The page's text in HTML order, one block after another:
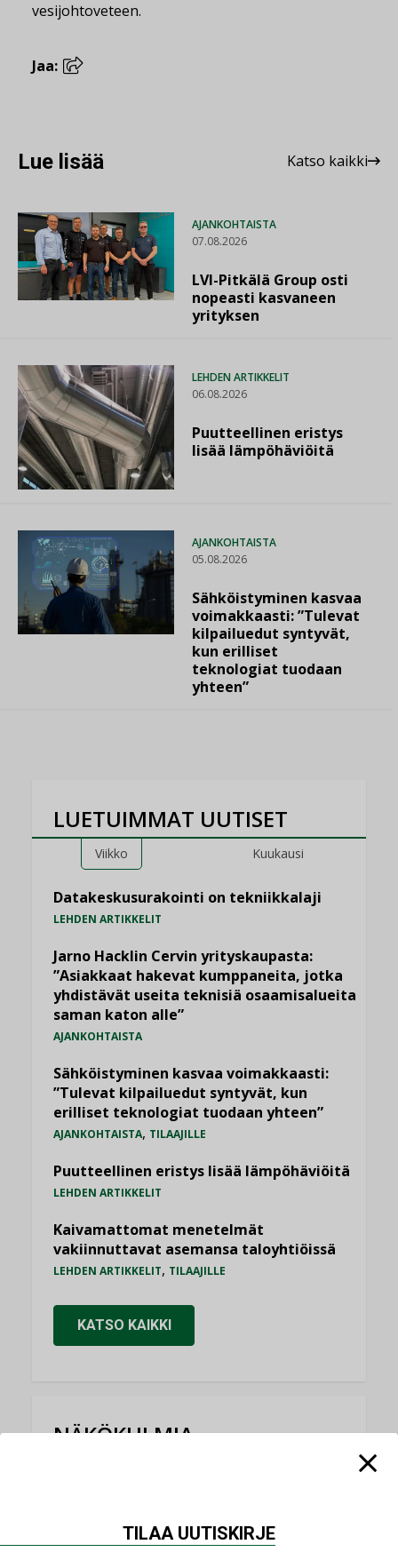
vesijohtoveteen.
Jaa:
Lue lisää Katso kaikki
AJANKOHTAISTA
07.08.2026
LVI-Pitkälä Group osti
nopeasti kasvaneen
yrityksen
LEHDEN ARTIKKELIT
06.08.2026
Puutteellinen eristys
lisää lämpöhäviöitä
AJANKOHTAISTA
05.08.2026
Sähköistyminen kasvaa
voimakkaasti: ”Tulevat
kilpailuedut syntyvät,
kun erilliset
teknologiat tuodaan
yhteen”
LUETUIMMAT UUTISET
Viikko Kuukausi
Datakeskusurakointi on tekniikkalaji
LEHDEN ARTIKKELIT
Jarno Hacklin Cervin yrityskaupasta:
”Asiakkaat hakevat kumppaneita, jotka
yhdistävät useita teknisiä osaamisalueita
saman katon alle”
AJANKOHTAISTA
Sähköistyminen kasvaa voimakkaasti:
”Tulevat kilpailuedut syntyvät, kun
erilliset teknologiat tuodaan yhteen”
AJANKOHTAISTA, TILAAJILLE
Puutteellinen eristys lisää lämpöhäviöitä
LEHDEN ARTIKKELIT
Kaivamattomat menetelmät
vakiinnuttavat asemansa taloyhtiöissä
LEHDEN ARTIKKELIT, TILAAJILLE
KATSO KAIKKI
NÄKÖKULMIA
TILAA UUTISKIRJE